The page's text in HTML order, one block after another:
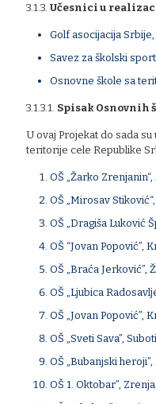
3.1.3. Učesnici u
Golf asocijacija Srbije,
Savez za školski sport
Osnovne škole sa
3.1.3.1. Spisak Osnovnih
U ovaj Projekat do sada
teritorije cele Republike
OŠ „Žarko Zrenjanin“,
OŠ „Mirosav
OŠ „Dragiša Luković
OŠ “Jovan Popović”,
OŠ „Braća Jerković”,
OŠ „Ljubica
OŠ „Jovan Popović”,
OŠ „Sveti Sava”,
OŠ „Bubanjski heroji”,
OŠ 1. Oktobar”,